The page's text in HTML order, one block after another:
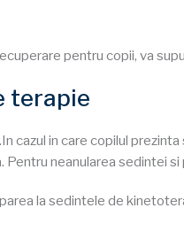
pentru copii, va
terapie
cazul in care copilul
neanularea sedintei
la sedintele de